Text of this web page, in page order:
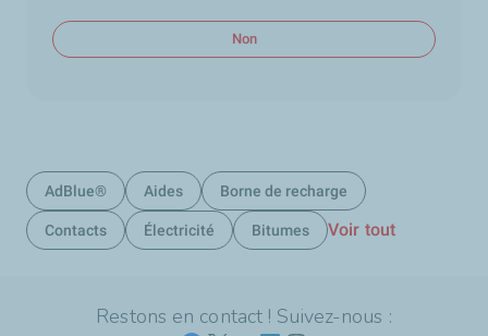
Non
AdBlue® Aides Borne de recharge
Contacts Électricité Bitumes Voir tout
Restons en contact ! Suivez-nous :